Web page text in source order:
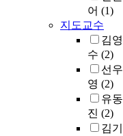
어 (1)
지도교수
김영
수 (2)
선우
영 (2)
유동
진 (2)
김기